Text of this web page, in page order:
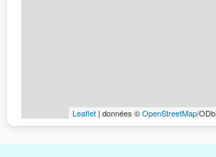
Leaflet | données ©OpenStreetMap/